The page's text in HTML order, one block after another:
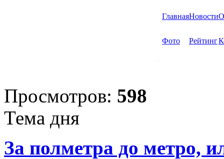
ГлавнаяНовости
Фото Рейтинг
Просмотров: 598
Тема дня
За полметра до метро,